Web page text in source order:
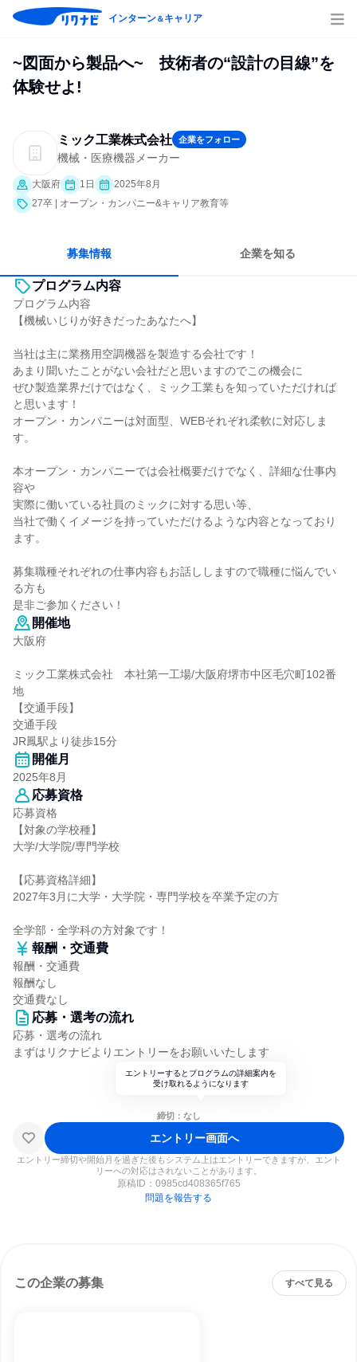
インターン＆キャリア
~図面から製品へ~ 技術者の“設計の目線”を
体験せよ!
ミック工業株式会社 企業をフォロー
機械・医療機器メーカー
大阪府 1日
2025年8月
27卒 | オープン・カンパニー&キャリア教育等
募集情報 企業を知る
プログラム内容
プログラム内容
【機械いじりが好きだったあなたへ】
当社は主に業務用空調機器を製造する会社です！
あまり聞いたことがない会社だと思いますのでこの機会に
ぜひ製造業界だけではなく、ミック工業もを知っていただければ
と思います！
オープン・カンパニーは対面型、WEBそれぞれ柔軟に対応しま
す。
本オープン・カンパニーでは会社概要だけでなく、詳細な仕事内
容や
実際に働いている社員のミックに対する思い等、
当社で働くイメージを持っていただけるような内容となっており
ます。
募集職種それぞれの仕事内容もお話ししますので職種に悩んでい
る方も
是非ご参加ください！
開催地
大阪府
ミック工業株式会社 本社第一工場/大阪府堺市中区毛穴町102番
地
【交通手段】
交通手段
JR鳳駅より徒歩15分
開催月
2025年8月
応募資格
応募資格
【対象の学校種】
大学/大学院/専門学校
【応募資格詳細】
2027年3月に大学・大学院・専門学校を卒業予定の方
全学部・全学科の方対象です！
報酬・交通費
報酬・交通費
報酬なし
交通費なし
応募・選考の流れ
応募・選考の流れ
まずはリクナビよりエントリーをお願いいたします
エントリーするとプログラムの詳細案内を
受け取れるようになります
締切：なし
エントリー画面へ
エントリー締切や開始月を過ぎた後もシステム上はエントリーできますが、エント
リーへの対応はされないことがあります。
原稿ID： 0985cd408365f765
問題を報告する
この企業の募集 すべて見る